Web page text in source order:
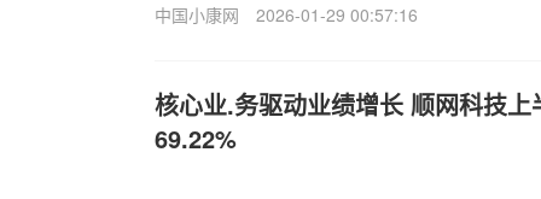
中国小康网 2026-01-29 00:57:16
核心业.务驱动业绩增长 顺网科技
69.22%